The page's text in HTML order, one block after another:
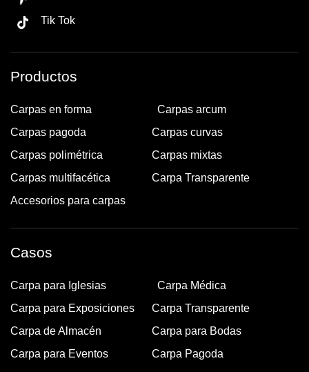
Tik Tok
Productos
Carpas en forma
Carpas arcum
Carpas pagoda
Carpas curvas
Carpas polimétrica
Carpas mixtas
Carpas multifacética
Carpa Transparente
Accesorios para carpas
Casos
Carpa para Iglesias
Carpa Médica
Carpa para Exposiciones
Carpa Transparente
Carpa de Almacén
Carpa para Bodas
Carpa para Eventos
Carpa Pagoda